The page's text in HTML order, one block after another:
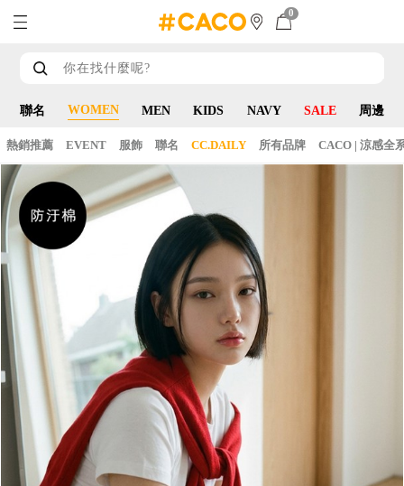
0
聯名 WOMEN MEN KIDS NAVY SALE 周邊
熱銷推薦 EVENT 服飾 聯名 CC.DAILY 所有品牌 CACO | 涼感全